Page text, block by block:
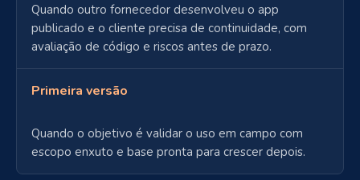
Quando outro fornecedor desenvolveu o app
publicado e o cliente precisa de continuidade, com
avaliação de código e riscos antes de prazo.
Primeira versão
Quando o objetivo é validar o uso em campo com
escopo enxuto e base pronta para crescer depois.